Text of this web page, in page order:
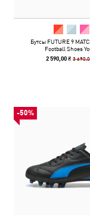
Бутсы FUTURE 9
Football Shoes
2 590,00 ₴3
-50%